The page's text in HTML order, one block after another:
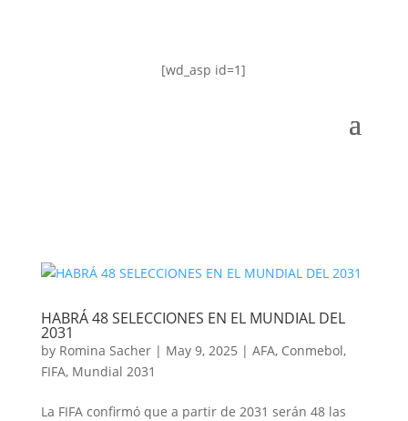
[wd_asp id=1]
HABRÁ 48 SELECCIONES EN EL MUNDIAL DEL
2031
by Romina Sacher| May 9, 2025 | AFA, Conmebol,
FIFA, Mundial 2031
La FIFA confirmó que a partir de 2031 serán 48 las